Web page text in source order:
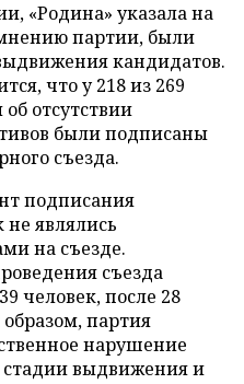
«Родина» указала на
партии, были
кандидатов.
что у 218 из 269
отсутствии
были подписаны
съезда.
подписания
являлись
на съезде.
съезда
человек, после 28
партия
нарушение
стадии выдвижения и